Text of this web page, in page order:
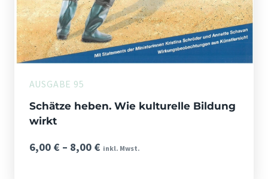
Schätze heben. Wie kulturelle Bildung
wirkt
6,00 € – 8,00 €Preisspanne:
inkl. Mwst.
AUSGABE 95